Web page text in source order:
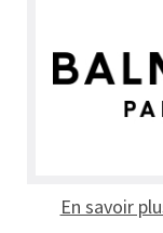
En savoir